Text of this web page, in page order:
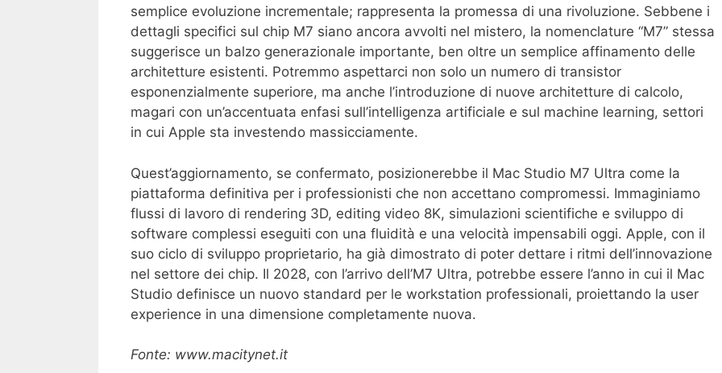
semplice evoluzione incrementale; rappresenta la promessa di una rivoluzione. Sebbene i
dettagli specifici sul chip M7 siano ancora avvolti nel mistero, la nomenclature “M7” stessa
suggerisce un balzo generazionale importante, ben oltre un semplice affinamento delle
architetture esistenti. Potremmo aspettarci non solo un numero di transistor
esponenzialmente superiore, ma anche l’introduzione di nuove architetture di calcolo,
magari con un’accentuata enfasi sull’intelligenza artificiale e sul machine learning, settori
in cui Apple sta investendo massicciamente.
Quest’aggiornamento, se confermato, posizionerebbe il Mac Studio M7 Ultra come la
piattaforma definitiva per i professionisti che non accettano compromessi. Immaginiamo
flussi di lavoro di rendering 3D, editing video 8K, simulazioni scientifiche e sviluppo di
software complessi eseguiti con una fluidità e una velocità impensabili oggi. Apple, con il
suo ciclo di sviluppo proprietario, ha già dimostrato di poter dettare i ritmi dell’innovazione
nel settore dei chip. Il 2028, con l’arrivo dell’M7 Ultra, potrebbe essere l’anno in cui il Mac
Studio definisce un nuovo standard per le workstation professionali, proiettando la user
experience in una dimensione completamente nuova.
Fonte: www.macitynet.it